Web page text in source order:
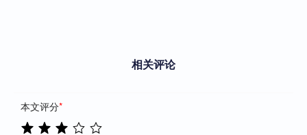
相关评论
本文评分*